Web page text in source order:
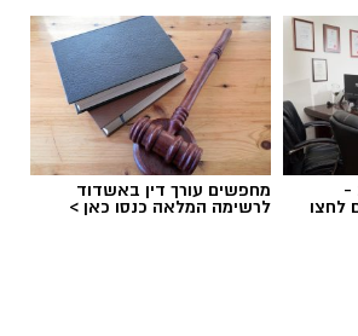
-
לחצו
מחפשים עורך דין באשדוד
לרשימה המלאה כנסו כאן >